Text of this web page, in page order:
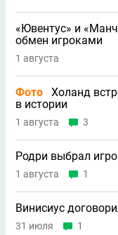
«Ювентус» и
обмен игроками
1 августа
Фото
Холанд
в истории
1 августа 3
Родри выбрал
1 августа 1
Винисиус
31 июля 1